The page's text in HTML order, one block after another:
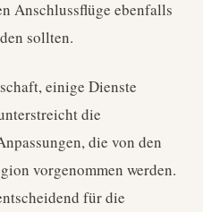
Anschlussflüge ebenfalls
sollten.
einige Dienste
die
die von den
vorgenommen werden.
für die